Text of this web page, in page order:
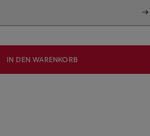
IN DEN WARENKORB